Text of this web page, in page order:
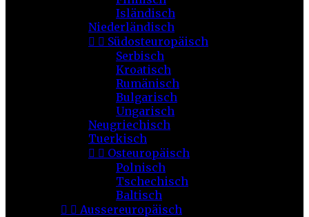
Isländisch
Niederländisch
  Südosteuropäisch
Serbisch
Kroatisch
Rumänisch
Bulgarisch
Ungarisch
Neugriechisch
Tuerkisch
  Osteuropäisch
Polnisch
Tschechisch
Baltisch
  Aussereuropäisch